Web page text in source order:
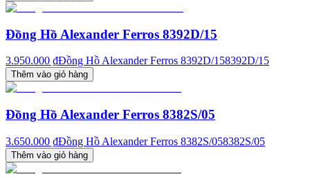
Đồng Hồ Alexander Ferros 8392D/15
3.950.000 ₫Đồng Hồ Alexander Ferros 8392D/158392D/15
Thêm vào giỏ hàng
Đồng Hồ Alexander Ferros 8382S/05
3.650.000 ₫Đồng Hồ Alexander Ferros 8382S/058382S/05
Thêm vào giỏ hàng